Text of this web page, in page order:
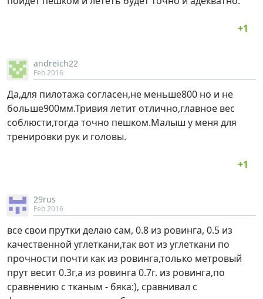
andreich22
Feb 2016
Да,для пилотажа согласен,не меньше800 но и не
больше900мм.Тривия летит отлично,главное вес
соблюсти,тогда точно пешком.Малыш у меня для
тренировки рук и головы.
29rus
Feb 2016
все свои прутки делаю сам, 0.8 из ровинга, 0.5 из
качественной углеткани,так вот из углеткани по
прочности почти как из ровинга,только метровый
прут весит 0.3г,а из ровинга 0.7г. из ровинга,по
сравнению с тканым - бяка:), сравнивал с